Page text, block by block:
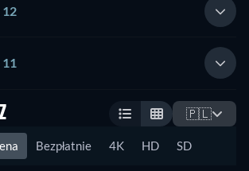
🇵🇱
Bezpłatnie 4K HD SD